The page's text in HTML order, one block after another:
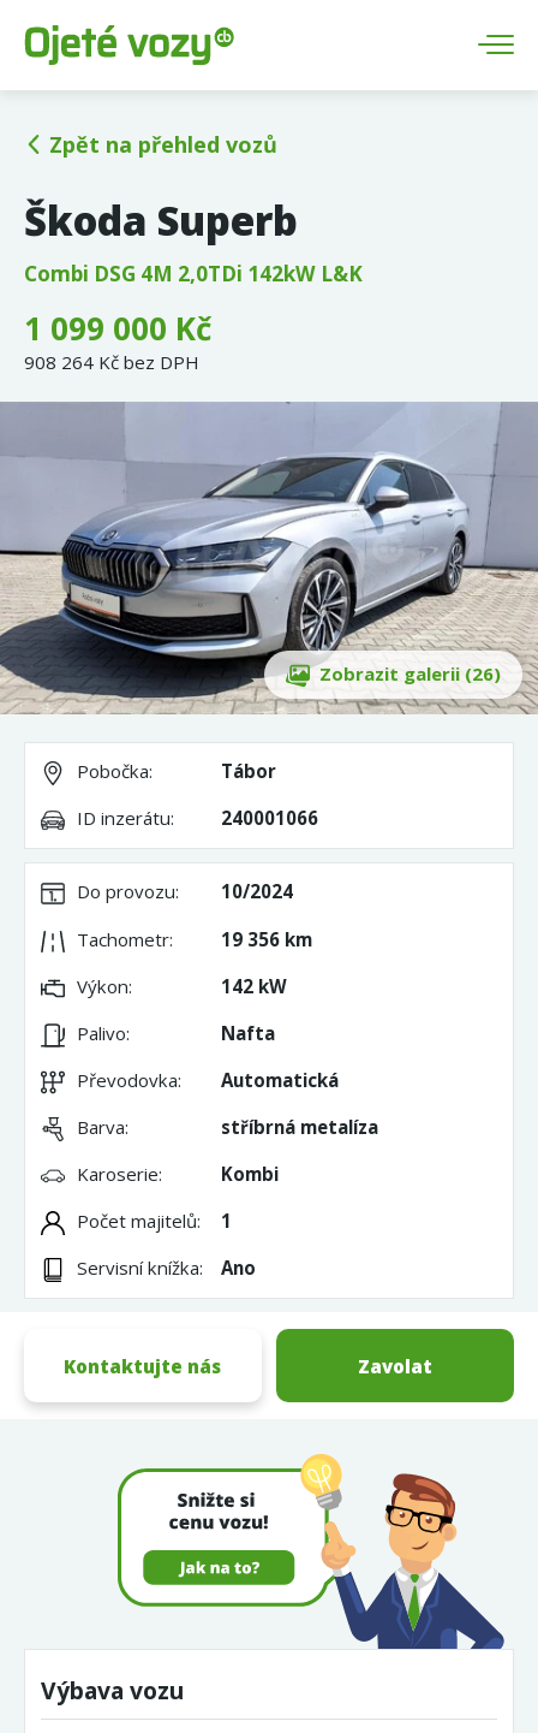
Zpět na přehled vozů
Škoda Superb
Combi DSG 4M 2,0TDi 142kW L&K
1 099 000 Kč
908 264 Kč bez DPH
Pobočka:
Tábor
ID inzerátu:
240001066
Do provozu:
10/2024
Tachometr:
19 356 km
Výkon:
142 kW
Palivo:
Nafta
Převodovka:
Automatická
Barva:
stříbrná metalíza
Karoserie:
Kombi
Počet majitelů:
1
Servisní knížka:
Ano
Zobrazit galerii (26)
Kontaktujte nás Zavolat
Výbava vozu